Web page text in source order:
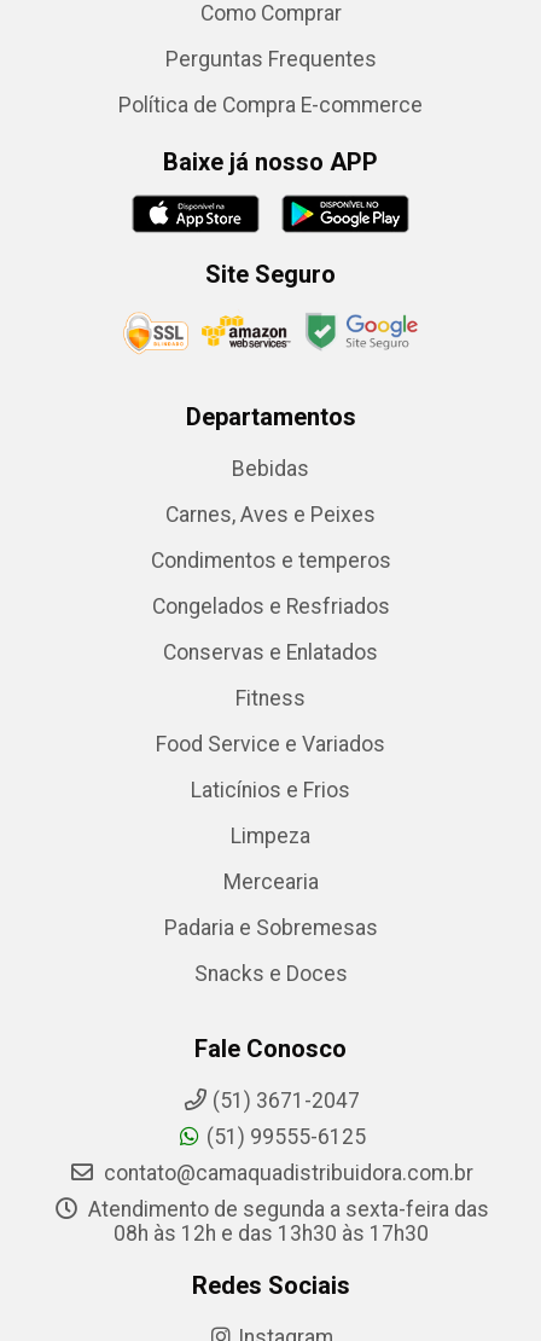
Como Comprar
Perguntas Frequentes
Política de Compra E-commerce
Baixe já nosso APP
Site Seguro
Departamentos
Bebidas
Carnes, Aves e Peixes
Condimentos e temperos
Congelados e Resfriados
Conservas e Enlatados
Fitness
Food Service e Variados
Laticínios e Frios
Limpeza
Mercearia
Padaria e Sobremesas
Snacks e Doces
Fale Conosco
(51) 3671-2047
(51) 99555-6125
contato@camaquadistribuidora.com.br
Atendimento de segunda a sexta-feira das
08h às 12h e das 13h30 às 17h30
Redes Sociais